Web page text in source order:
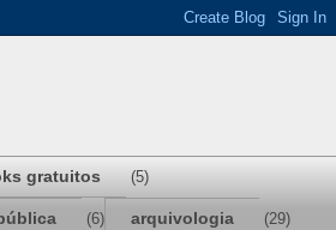
gratuitos (5)
(6) arquivologia (29)